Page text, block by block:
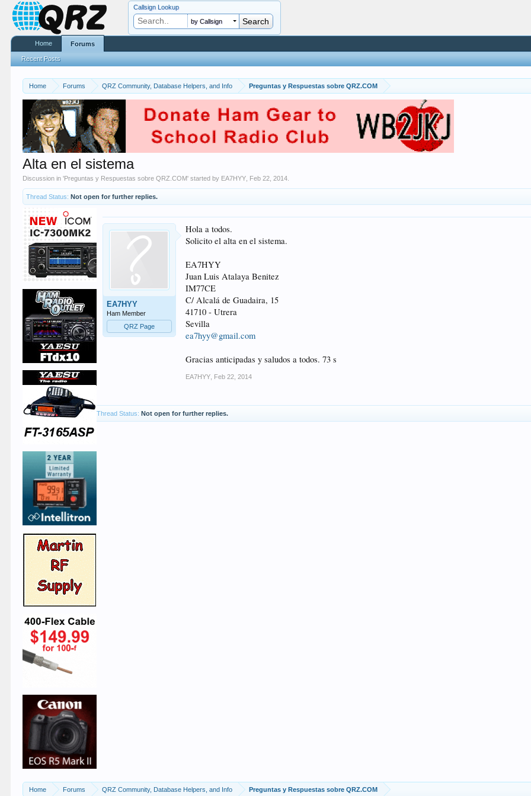
Home Forums QRZ Community, Database Helpers, and Info Preguntas y Respuestas sobre QRZ.COM
Alta en el sistema
Discussion in 'Preguntas y Respuestas sobre QRZ.COM' started by EA7HYY Feb 22, 2014
Thread Status: Not open for further replies.
EA7HYY
Ham Member
QRZ Page
Hola a todos.
Solicito el alta en el sistema.
EA7HYY
Juan Luis Atalaya Benitez
IM77CE
C/ Alcalá de Guadaira, 15
41710 - Utrera
Sevilla
ea7hyy@gmail.com
Gracias anticipadas y saludos a todos. 73 s
EA7HYY Feb 22, 2014
Thread Status: Not open for further replies.
Home Forums QRZ Community, Database Helpers, and Info Preguntas y Respuestas sobre QRZ.COM
Callsign Lookup
by Callsign
Home Forums
Recent Posts